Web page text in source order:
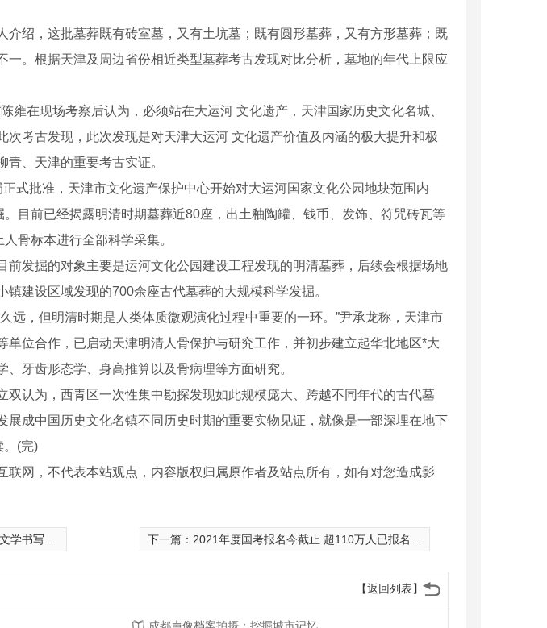
绍，这批墓葬既有砖室墓，又有土坑墓；既有圆形墓葬，又有方形墓葬；既
一。根据天津及周边省份相近类型墓葬考古发现对比分析，墓地的年代上限应
在现场考察后认为，必须站在大运河 文化遗产，天津国家历史文化名城、
次考古发现，此次发现是对天津大运河 文化遗产价值及内涵的极大提升和极
、天津的重要考古实证。
批准，天津市文化遗产保护中心开始对大运河国家文化公园地块范围内
目前已经揭露明清时期墓葬近80座，出土釉陶罐、钱币、发饰、符咒砖瓦等
骨标本进行全部科学采集。
发掘的对象主要是运河文化公园建设工程发现的明清墓葬，后续会根据场地
建设区域发现的700余座古代墓葬的大规模科学发掘。
，但明清时期是人类体质微观演化过程中重要的一环。”尹承龙称，天津市
单位合作，已启动天津明清人骨保护与研究工作，并初步建立起华北地区*大
牙齿形态学、身高推算以及骨病理等方面研究。
认为，西青区一次性集中勘探发现如此规模庞大、跨越不同年代的古代墓
展成中国历史文化名镇不同历史时期的重要实物见证，就像是一部深埋在地下
。(完)
联网，不代表本站观点，内容版权归属原作者及站点所有，如有对您造成影
现在进行时 下一篇： 2021年度国考报名今截止 超110万人已报名过审
【返回列表】